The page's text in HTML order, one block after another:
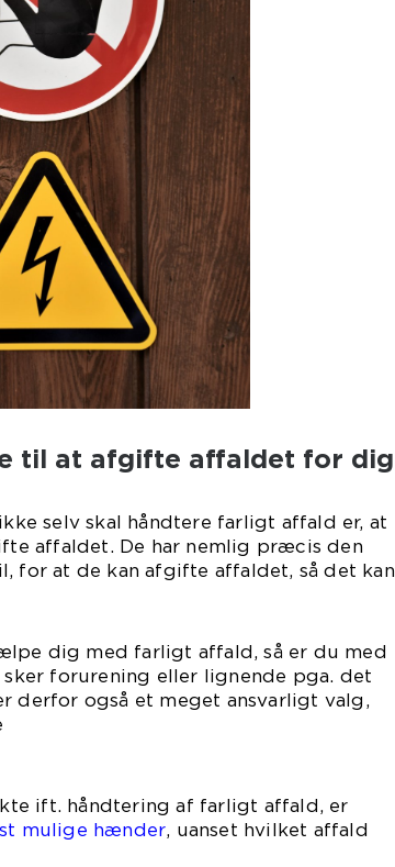
til at afgifte affaldet for dig
selv skal håndtere farligt affald er, at
affaldet. De har nemlig præcis den
for at de kan afgifte affaldet, så det kan
dig med farligt affald, så er du med
forurening eller lignende pga. det
derfor også et meget ansvarligt valg,
ift. håndtering af farligt affald, er
mulige hænder, uanset hvilket affald